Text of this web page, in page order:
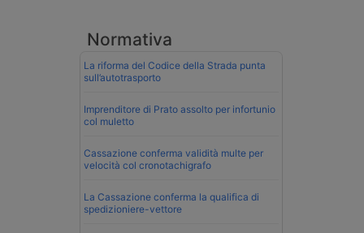
Normativa
La riforma del Codice della Strada punta
sull’autotrasporto
Imprenditore di Prato assolto per infortunio
col muletto
Cassazione conferma validità multe per
velocità col cronotachigrafo
La Cassazione conferma la qualifica di
spedizioniere-vettore